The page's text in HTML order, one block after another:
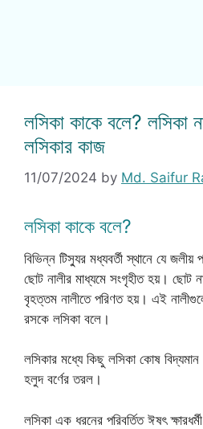
লসিকা কাকে বলে? লসিকা
লসিকার কাজ
11/07/2024 by Md. Saifur
লসিকা কাকে বলে?
বিভিন্ন টিস্যুর মধ্যবর্তী স্থানে যে
ছোট নালীর মাধ্যমে সংগৃহীত হয়। ছোট
বৃহত্তম নালীতে পরিণত হয়। এই
রসকে লসিকা বলে।
লসিকার মধ্যে কিছু লসিকা কোষ
হলুদ বর্ণের তরল।
লসিকা এক ধরনের পরিবর্তিত ঈষৎ